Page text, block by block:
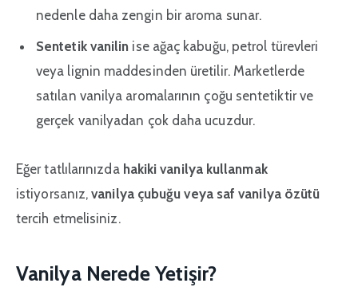
nedenle daha zengin bir aroma sunar.
Sentetik vanilin ise ağaç kabuğu, petrol türevleri
veya lignin maddesinden üretilir. Marketlerde
satılan vanilya aromalarının çoğu sentetiktir ve
gerçek vanilyadan çok daha ucuzdur.
Eğer tatlılarınızda hakiki vanilya kullanmak
istiyorsanız,vanilya çubuğu veya saf vanilya özütü
tercih etmelisiniz.
Vanilya Nerede Yetişir?